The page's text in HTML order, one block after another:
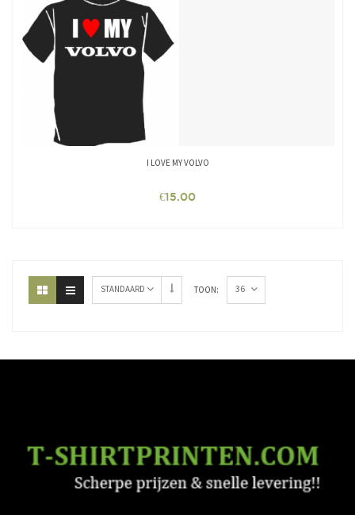
I LOVE MY VOLVO
€15.00
STANDAARD TOON: 36